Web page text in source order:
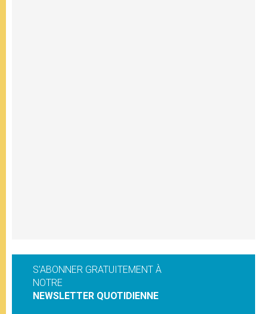
S'ABONNER GRATUITEMENT À
NOTRE
NEWSLETTER QUOTIDIENNE